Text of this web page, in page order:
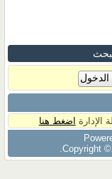
اضغط هنا
Copyright